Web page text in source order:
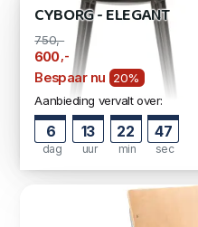
CYBORG - ELEGANT
750,-
600 ,-
Bespaar nu
20%
Aanbieding vervalt over:
6
dag
13
uur
22
min
46
sec